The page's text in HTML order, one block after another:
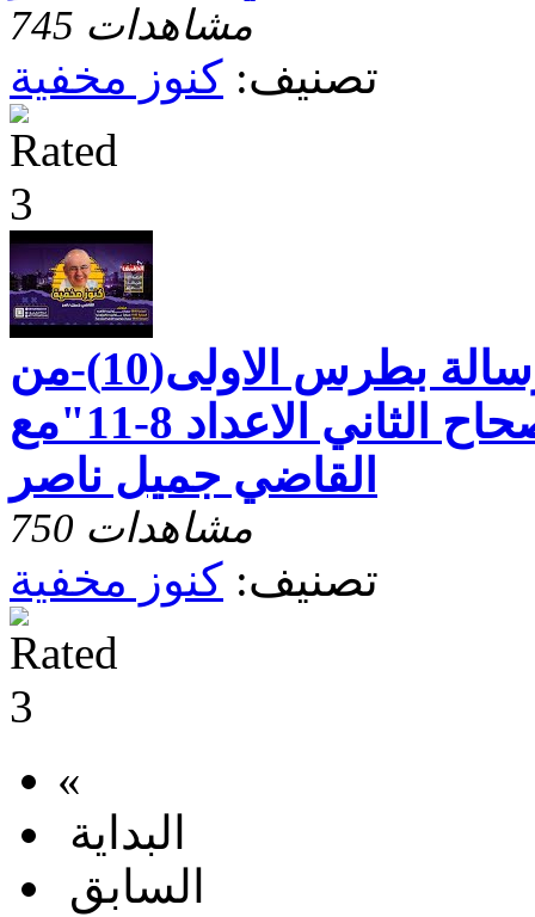
745 مشاهدات
تصنيف: كنوز مخفية
كنوز مخفية"رسالة بطرس الاولى(10)-من
الظلمة الى النور-الاصحاح الثاني الاعداد 8-11"مع
القاضي جميل ناصر
750 مشاهدات
تصنيف: كنوز مخفية
«
البداية
السابق